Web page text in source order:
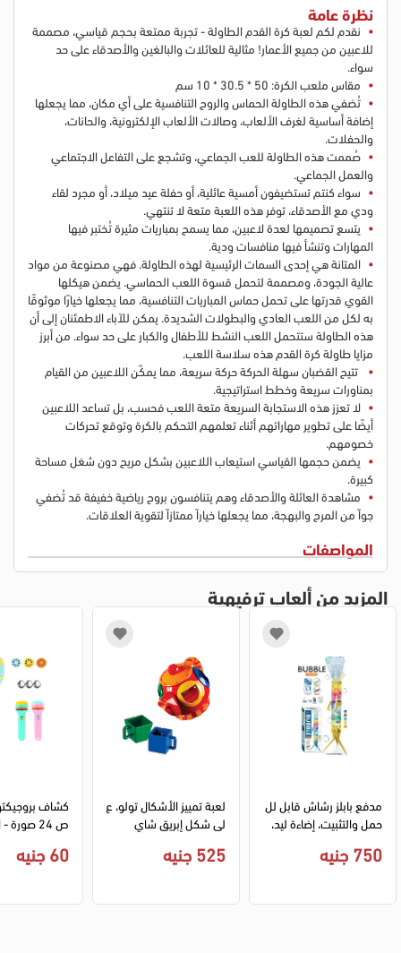
نظرة عامة
نقدم لكم لعبة كرة القدم الطاولة - تجربة ممتعة بحجم قياسي، مصممة
للاعبين من جميع الأعمار! مثالية للعائلات والبالغين والأصدقاء على حد
سواء.
مقاس ملعب الكرة: 50 * 30.5 * 10 سم
تُضفي هذه الطاولة الحماس والروح التنافسية على أي مكان، مما يجعلها
إضافة أساسية لغرف الألعاب، وصالات الألعاب الإلكترونية، والحانات،
والحفلات.
صُممت هذه الطاولة للعب الجماعي، وتشجع على التفاعل الاجتماعي
والعمل الجماعي.
سواء كنتم تستضيفون أمسية عائلية، أو حفلة عيد ميلاد، أو مجرد لقاء
ودي مع الأصدقاء، توفر هذه اللعبة متعة لا تنتهي.
يتسع تصميمها لعدة لاعبين، مما يسمح بمباريات مثيرة تُختبر فيها
المهارات وتنشأ فيها منافسات ودية.
المتانة هي إحدى السمات الرئيسية لهذه الطاولة. فهي مصنوعة من مواد
عالية الجودة، ومصممة لتحمل قسوة اللعب الحماسي. يضمن هيكلها
القوي قدرتها على تحمل حماس المباريات التنافسية، مما يجعلها خيارًا موثوقًا
به لكل من اللعب العادي والبطولات الشديدة. يمكن للآباء الاطمئنان إلى أن
هذه الطاولة ستتحمل اللعب النشط للأطفال والكبار على حد سواء. من أبرز
مزايا طاولة كرة القدم هذه سلاسة اللعب.
تتيح القضبان سهلة الحركة حركة سريعة، مما يمكّن اللاعبين من القيام
بمناورات سريعة وخطط استراتيجية.
لا تعزز هذه الاستجابة السريعة متعة اللعب فحسب، بل تساعد اللاعبين
أيضًا على تطوير مهاراتهم أثناء تعلمهم التحكم بالكرة وتوقع تحركات
خصومهم.
يضمن حجمها القياسي استيعاب اللاعبين بشكل مريح دون شغل مساحة
كبيرة.
مشاهدة العائلة والأصدقاء وهم يتنافسون بروح رياضية خفيفة قد تُضفي
جواً من المرح والبهجة، مما يجعلها خياراً ممتازاً لتقوية العلاقات.
المواصفات
المزيد من ألعاب ترفيهية
مدفع بابلز رشاش قابل لل
750 جنيه
لعبة تمييز الأشكال تولو، ع
لى شكل إبريق شاي
525 جنيه
ص 24
60 جنيه